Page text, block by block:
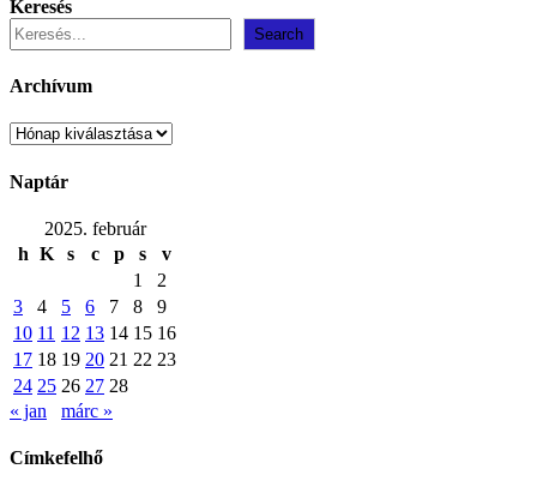
Keresés
Search
Archívum
Archívum
Naptár
2025. február
h K s c p s
v
1
2
3
4 5 6 7 8
9
10 11 12 13 14 15 16
17 18 19 20 21 22 23
24 25 26 27 28
« jan
márc »
Címkefelhő